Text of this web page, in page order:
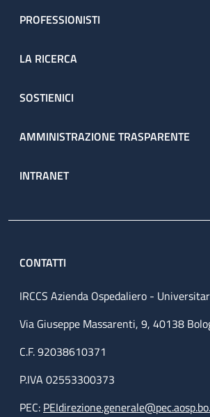
PROFESSIONISTI
LA RICERCA
SOSTIENICI
AMMINISTRAZIONE TRASPARENTE
INTRANET
CONTATTI
IRCCS Azienda Ospedaliero -
Via Giuseppe Massarenti, 9, 40138
C.F. 92038610371
P.IVA 02553300373
PEC: